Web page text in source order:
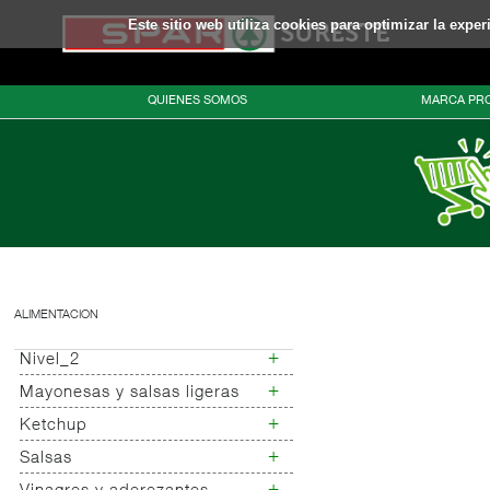
Este sitio web utiliza cookies para optimizar la
QUIENES SOMOS MARCA
ALIMENTACION
Nivel_2 +
Nivel_3
Mayonesas y salsas ligeras +
Mayonesas
Salsas ligeras
Alioli
Ketchup +
Ketchup
Salsas +